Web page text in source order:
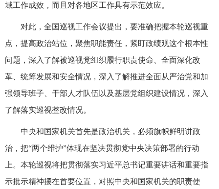
域工作成效，而且对各地区工作具有示范效应。
对此，全国巡视工作会议提出，要准确把握本轮巡视重
点，提高政治站位，聚焦职能责任，紧盯政绩观这个根本性
问题，深入了解被巡视党组织履行职责使命、全面深化改
革、统筹发展和安全情况，深入了解推进全面从严治党和加
强领导班子、干部人才队伍以及基层党组织建设情况，深入
了解落实巡视整改情况。
中央和国家机关首先是政治机关，必须旗帜鲜明讲政
治，把“两个维护”体现在坚决贯彻党中央决策部署的行动
上。本轮巡视将把贯彻落实习近平总书记重要讲话和重要指
示批示精神摆在首要位置，对照中央和国家机关的职责使